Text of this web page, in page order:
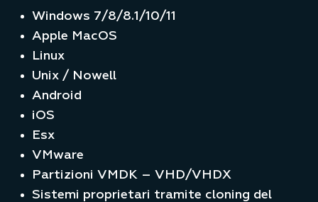
Windows 7/8/8.1/10/11
Apple MacOS
Linux
Unix / Nowell
Android
iOS
Esx
VMware
Partizioni VMDK – VHD/VHDX
Sistemi proprietari tramite cloning del